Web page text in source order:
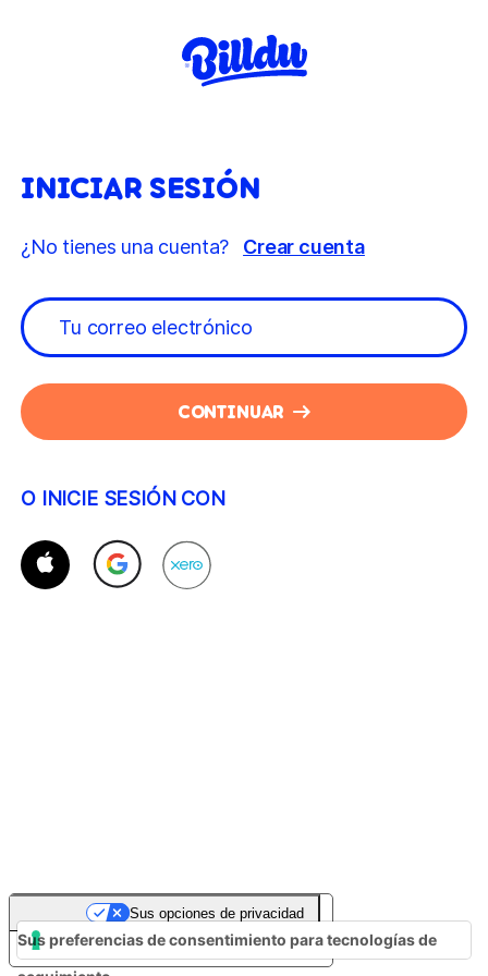
INICIAR SESIÓN
¿No tienes una cuenta? Crear cuenta
CONTINUAR
O INICIE SESIÓN CON
Aviso en el momento de la recogida
Sus opciones de privacidad
Sus preferencias de consentimiento para tecnologías de